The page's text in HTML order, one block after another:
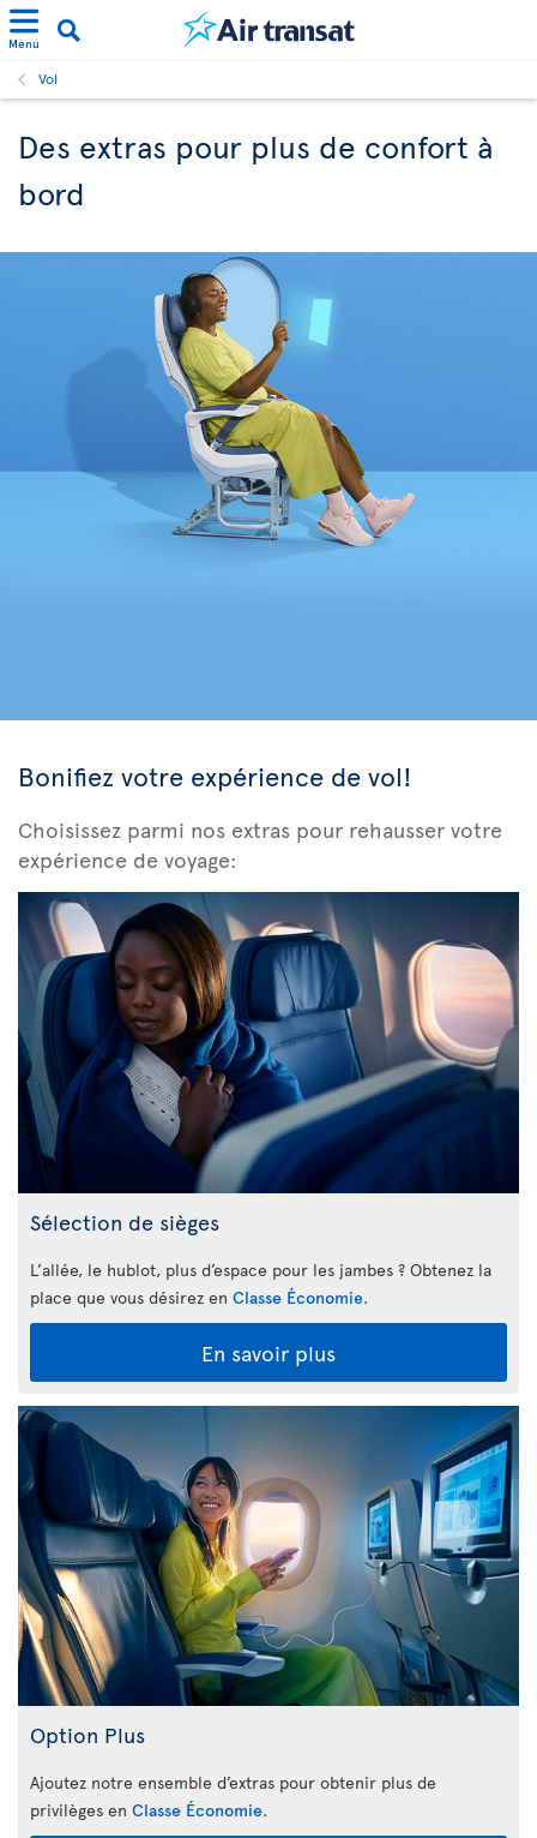
Menu
Vol
Des extras pour plus de confort à
bord
Bonifiez votre expérience de vol!
Choisissez parmi nos extras pour rehausser votre
expérience de voyage:
Sélection de sièges
L’allée, le hublot, plus d’espace pour les jambes ? Obtenez la
place que vous désirez en Classe Économie.
En savoir plus
Option Plus
Ajoutez notre ensemble d’extras pour obtenir plus de
privilèges en Classe Économie.